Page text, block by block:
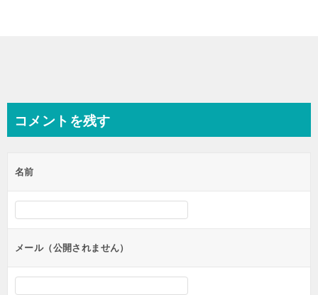
コメントを残す
名前
メール（公開されません）